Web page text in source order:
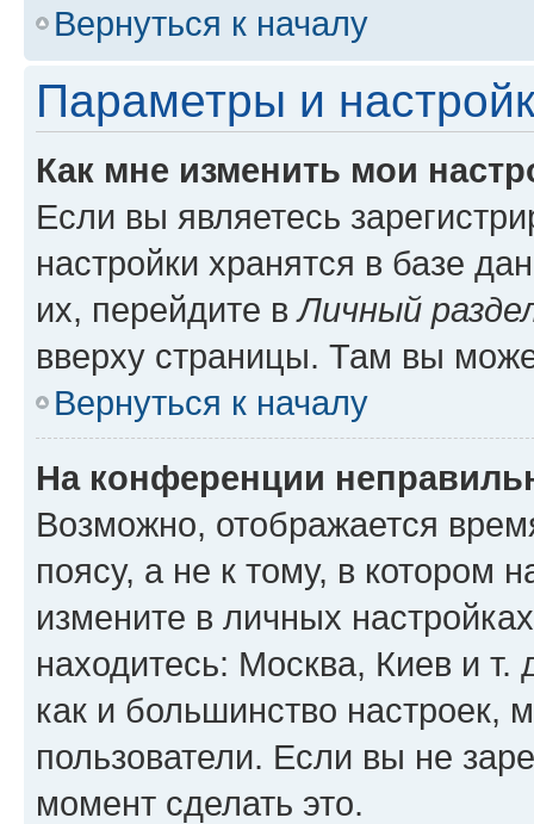
Вернуться к началу
Параметры и
Как мне изменить мои
Если вы являетесь
настройки хранятся в базе
их, перейдите вЛичный
вверху страницы. Там вы
Вернуться к началу
На конференции
Возможно, отображается
поясу, а не к тому, в котором
измените в личных
находитесь: Москва, Киев и т.
как и большинство настроек,
пользователи. Если вы не
момент сделать это.